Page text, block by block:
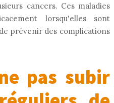
cancers. Ces maladies
lorsqu'elles sont
prévenir des complications
pas subir